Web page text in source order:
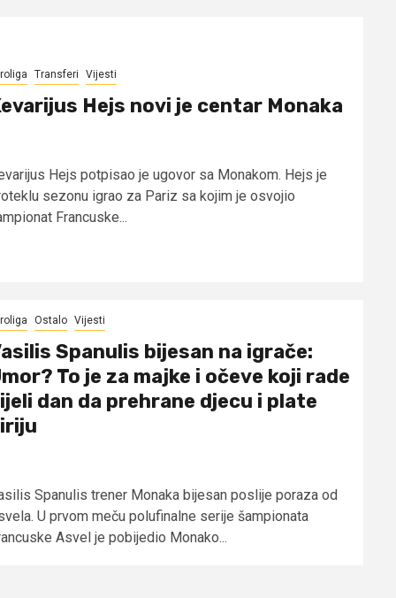
Transferi Vijesti
Hejs novi je centar Monaka
Hejs potpisao je ugovor sa Monakom. Hejs je
sezonu igrao za Pariz sa kojim je osvojio
Francuske...
Ostalo Vijesti
Spanulis bijesan na igrače:
To je za majke i očeve koji rade
dan da prehrane djecu i plate
Spanulis trener Monaka bijesan poslije poraza od
U prvom meču polufinalne serije šampionata
Asvel je pobijedio Monako...